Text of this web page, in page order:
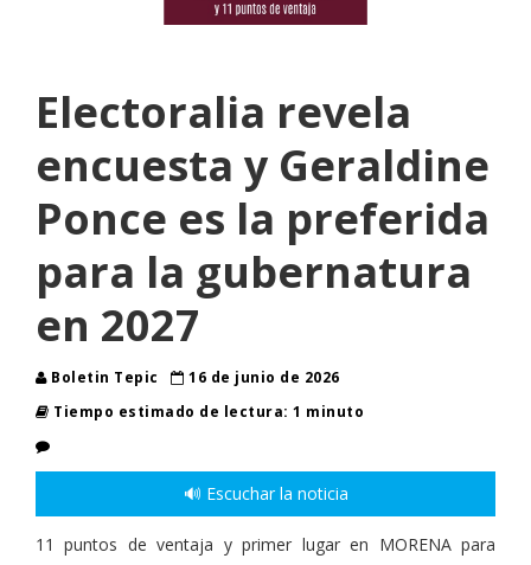
Electoralia revela
encuesta y Geraldine
Ponce es la preferida
para la gubernatura
en 2027
Boletin Tepic
16 de junio de 2026
Tiempo estimado de lectura: 1 minuto
🔊 Escuchar la noticia
11 puntos de ventaja y primer lugar en MORENA para